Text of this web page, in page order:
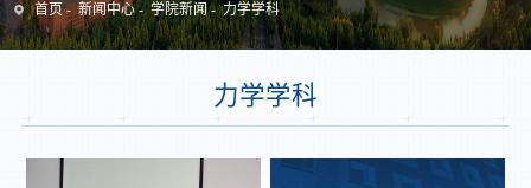
首页 新闻中心 学院新闻 力学学科
力学学科